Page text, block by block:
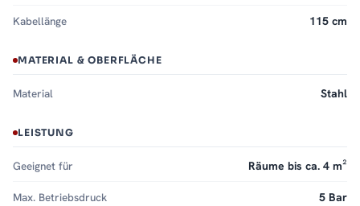
Kabellänge 115 cm
MATERIAL & OBERFLÄCHE
Material Stahl
LEISTUNG
Geeignet für Räume bis ca. 4 m²
Max. Betriebsdruck 5 Bar